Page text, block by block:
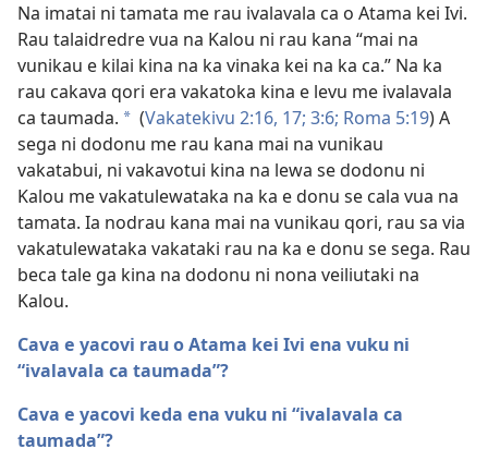
Na imatai ni tamata me rau ivalavala ca o Atama kei Ivi.
Rau talaidredre vua na Kalou ni rau kana “mai na
vunikau e kilai kina na ka vinaka kei na ka ca.” Na ka
rau cakava qori era vakatoka kina e levu me ivalavala
ca taumada. a (Vakatekivu 2:16, 17; 3:6; Roma 5:19) A
sega ni dodonu me rau kana mai na vunikau
vakatabui, ni vakavotui kina na lewa se dodonu ni
Kalou me vakatulewataka na ka e donu se cala vua na
tamata. Ia nodrau kana mai na vunikau qori, rau sa via
vakatulewataka vakataki rau na ka e donu se sega. Rau
beca tale ga kina na dodonu ni nona veiliutaki na
Kalou.
Cava e yacovi rau o Atama kei Ivi ena vuku ni
“ivalavala ca taumada”?
Cava e yacovi keda ena vuku ni “ivalavala ca
taumada”?